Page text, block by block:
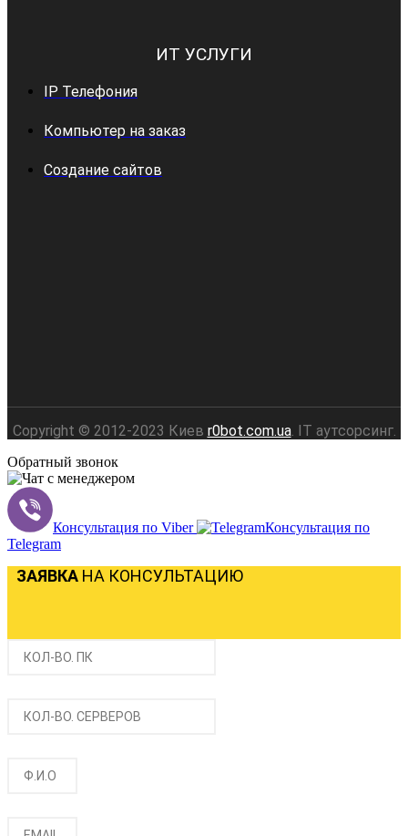
ИТ УСЛУГИ
IP Телефония
Компьютер на заказ
Создание сайтов
Copyright © 2012-2023 Киев r0bot.com.ua. IT аутсорсинг.
Обратный звонок
Консультация по Viber
Консультация по
Telegram
ЗАЯВКА НА КОНСУЛЬТАЦИЮ